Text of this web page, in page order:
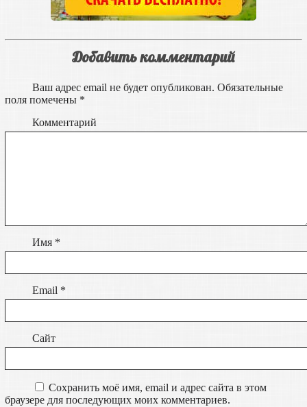
Добавить комментарий
Ваш адрес email не будет опубликован. Обязательные
поля помечены *
Комментарий
Имя *
Email *
Сайт
Сохранить моё имя, email и адрес сайта в этом
браузере для последующих моих комментариев.